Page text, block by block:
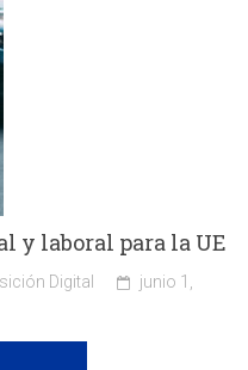
y laboral para la UE
Digital
junio 1,